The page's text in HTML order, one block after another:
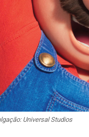
Universal Studios